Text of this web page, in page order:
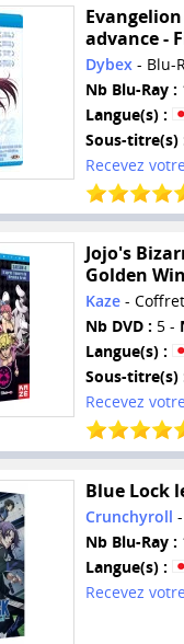
advance -
Dybex - Blu-
Nb Blu-Ray :
Langue(s) :
Sous-titre(s)
Recevez
Jojo's
Golden
Kaze-
Nb DVD : 5 -
Langue(s) :
Sous-titre(s)
Recevez
Blue Lock
Crunchyroll
Nb Blu-Ray :
Langue(s) :
Recevez